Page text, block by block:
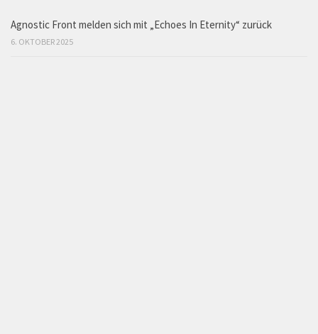
Agnostic Front melden sich mit „Echoes In Eternity“ zurück
6. OKTOBER 2025